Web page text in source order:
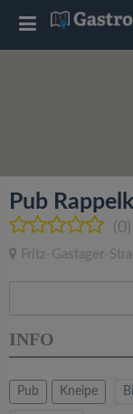
Pub
(0)
Fritz-Gastager-
INFO
Pub Kneipe
T
l
e
a
v